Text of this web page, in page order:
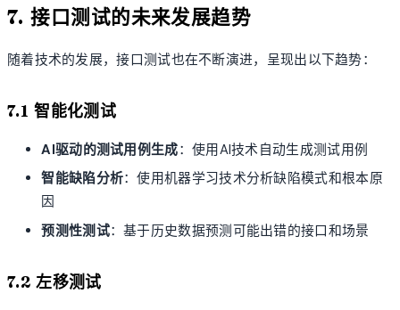
7. 接口测试的未来发展趋势
随着技术的发展，接口测试也在不断演进，呈现出以下趋势：
7.1 智能化测试
AI驱动的测试用例生成：使用AI技术自动生成测试用例
智能缺陷分析：使用机器学习技术分析缺陷模式和根本原
因
预测性测试：基于历史数据预测可能出错的接口和场景
7.2 左移测试